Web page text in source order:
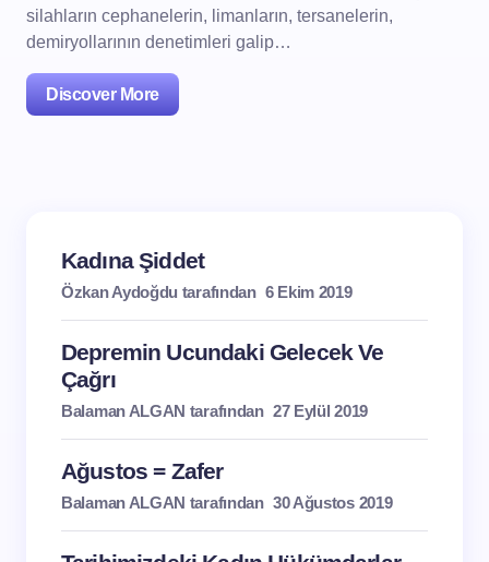
silahların cephanelerin, limanların, tersanelerin,
demiryollarının denetimleri galip…
Discover More
Kadına Şiddet
Özkan Aydoğdu tarafından 6 Ekim 2019
Depremin Ucundaki Gelecek Ve
Çağrı
Balaman ALGAN tarafından 27 Eylül 2019
Ağustos = Zafer
Balaman ALGAN tarafından 30 Ağustos 2019